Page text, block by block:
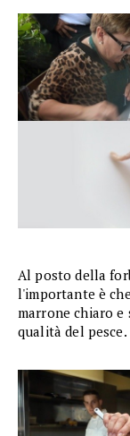
Al posto della
l'importante è
marrone chiaro
qualità del pesce.